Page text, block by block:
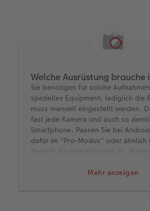
Mehr anzeigen
Welche Ausrüstung brauche
Sie benötigen für solche
spezielles Equipment, lediglich die
muss manuell eingestellt werden.
fast jede Kamera und auch so
Smartphone. Passen Sie bei
dafür im "Pro-Modus" oder ähnlich
Bereich die Verschlusszeit an. Nutzen
Live-Modus und wählen im Nachgang